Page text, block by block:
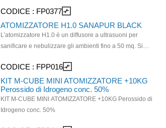
zootecniche.
e ventaglio - tracolla regolabile da cm 120 - tubo da 1,4
m - sistema brevettato di decompressione automatico.
Ideale per trattamenti sinfestazione e sanificazione in
ambienti rurali, civili, stalle ed allevamenti ed in edilizia.
ridurre lo sforzo dell’operatore ed a ottenere ottim e
prestazioni per un uso prolungato.
CODICE : FP0377 compare_arrows
ATOMIZZATORE H1.0 SANAPUR BLACK
L’atomizzatore H1.0 è un diffusore a ultrasuoni per
sanificare e nebulizzare gli ambienti fino a 50 mq. Si
professionale degli spazi che agisce in maniera
continuativa anche in presenza di persone senza
essere nocivo o invasivo. 13,5 ore di durata massima
ad uso continuo, serbatoio da 3,8 lt e vaporizzazione
massima di 280 ml/ora. Rumore: 35 dB. Si consiglia
CODICE : FPP016 compare_arrows
KIT M-CUBE MINI ATOMIZZATORE +10KG
Perossido di Idrogeno conc. 50%
KIT M-CUBE MINI ATOMIZZATORE +10KG Perossido di
Idrogeno conc. 50%